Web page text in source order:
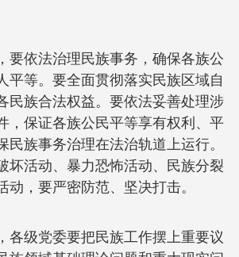
要依法治理民族事务，确保各族公
平等。要全面贯彻落实民族区域自
民族合法权益。要依法妥善处理涉
，保证各族公民平等享有权利、平
民族事务治理在法治轨道上运行。
坏活动、暴力恐怖活动、民族分裂
动，要严密防范、坚决打击。
各级党委要把民族工作摆上重要议